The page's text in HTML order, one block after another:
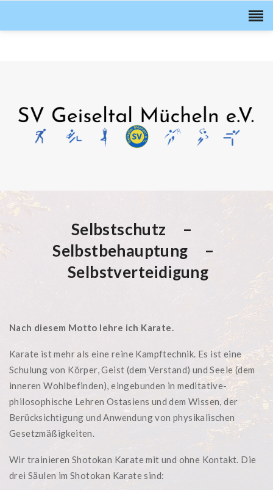
Selbstschutz –
Selbstbehauptung –
Selbstverteidigung
Nach diesem Motto lehre ich Karate.
Karate ist mehr als eine reine Kampftechnik. Es ist eine
Schulung von Körper, Geist (dem Verstand) und Seele (dem
inneren Wohlbefinden), eingebunden in meditative-
philosophische Lehren Ostasiens und dem Wissen, der
Berücksichtigung und Anwendung von physikalischen
Gesetzmäßigkeiten.
Wir trainieren Shotokan Karate mit und ohne Kontakt. Die
drei Säulen im Shotokan Karate sind: